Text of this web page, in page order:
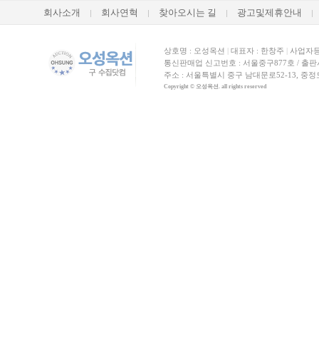
회사소개 회사연혁 찾아오시는 길 광고및제휴안내
상호명 : 오성옥션 | 대표자 : 한창주 | 사업자
통신판매업 신고번호 : 서울중구877호 / 출
주소 : 서울특별시 중구 남대문로52-13, 중
Copyright © 오성옥션. all rights reserved